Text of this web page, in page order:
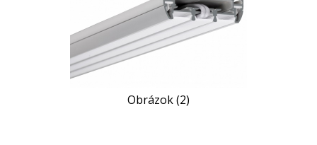
Obrázok (2)